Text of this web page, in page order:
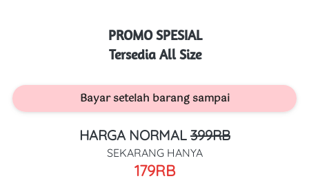
PROMO SPESIAL
Tersedia All Size
Bayar setelah barang sampai
HARGA NORMAL 399RB
SEKARANG HANYA
179RB